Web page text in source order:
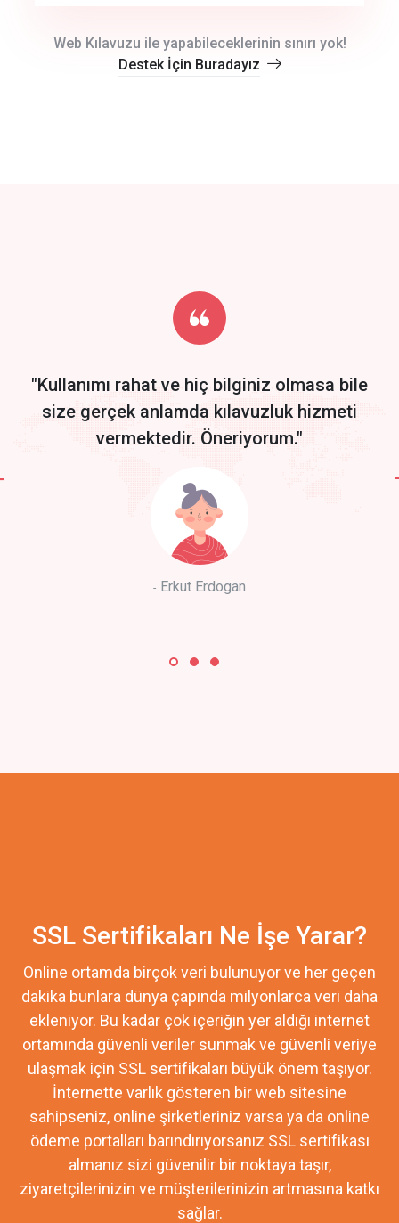
Start by trying our service for 30 days free trial no credit card
required.
Web Kılavuzu ile yapabileceklerinin sınırı yok!
Destek İçin Buradayız
"Kullanımı rahat ve hiç bilginiz olmasa bile
size gerçek anlamda kılavuzluk hizmeti
vermektedir. Öneriyorum."
Erkut Erdogan
SSL Sertifikaları Ne İşe Yarar?
Online ortamda birçok veri bulunuyor ve her geçen
dakika bunlara dünya çapında milyonlarca veri daha
ekleniyor. Bu kadar çok içeriğin yer aldığı internet
ortamında güvenli veriler sunmak ve güvenli veriye
ulaşmak için SSL sertifikaları büyük önem taşıyor.
İnternette varlık gösteren bir web sitesine
sahipseniz, online şirketleriniz varsa ya da online
ödeme portalları barındırıyorsanız SSL sertifikası
almanız sizi güvenilir bir noktaya taşır,
ziyaretçilerinizin ve müşterilerinizin artmasına katkı
sağlar.